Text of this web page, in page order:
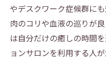
やデスクワーク症候群に
肉のコリや血液の巡りが
は自分だけの癒しの時間
ョンサロンを利用する人